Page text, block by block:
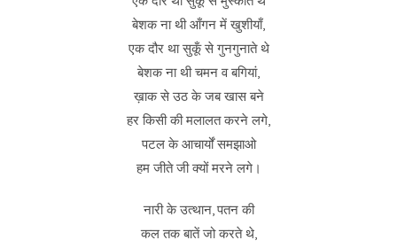
बेशक ना थी आँगन में खुशीयाँ,
एक दौर था सुकूँ से गुनगुनाते थे
बेशक ना थी चमन व बगियां,
ख़ाक से उठ के जब खास बने
हर किसी की मलालत करने लगे,
पटल के आचार्यों समझाओ
हम जीते जी क्यों मरने लगे।
नारी के उत्थान, पतन की
कल तक बातें जो करते थे,